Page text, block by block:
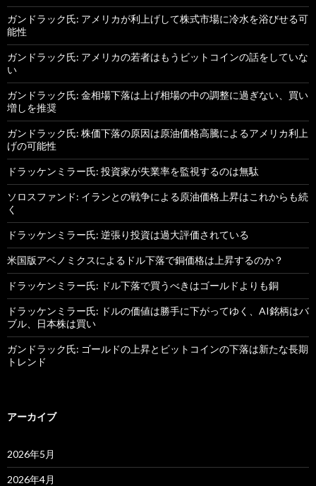
ガンドラック氏: アメリカが利上げして株式市場に冷水を浴びせる可
能性
ガンドラック氏: アメリカの若者はもうビットコインの話をしていな
い
ガンドラック氏: 金相場下落は上げ相場の中の調整に過ぎない、買い
増しを推奨
ガンドラック氏: 株価下落の原因は原油価格高騰によるアメリカ利上
げの可能性
ドラッケンミラー氏: 投資家が失業率を監視するのは無駄
ソロスファンド: イランとの戦争による原油価格上昇はこれからも続
く
ドラッケンミラー氏: 逆張り投資は過大評価されている
米国版アベノミクスによるドル下落で銅価格は上昇するのか？
ドラッケンミラー氏: ドル下落で買うべきはゴールドよりも銅
ドラッケンミラー氏: ドルの価値は勝手に下がってゆく、AI銘柄はバ
ブル、日本株は買い
ガンドラック氏: ゴールドの上昇とビットコインの下落は新たな長期
トレンド
アーカイブ
2026年5月
2026年4月